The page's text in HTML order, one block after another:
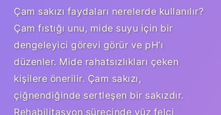
Çam sakızı faydaları nerelerde kullanılır?
Çam fıstığı unu, mide suyu için bir
dengeleyici görevi görür ve pH’ı
düzenler. Mide rahatsızlıkları çeken
kişilere önerilir. Çam sakızı,
çiğnendiğinde sertleşen bir sakızdır.
Rehabilitasyon sürecinde yüz felci